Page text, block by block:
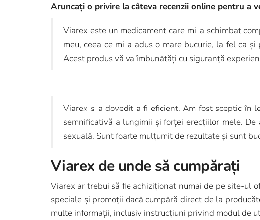
Aruncați o privire la câteva recenzii online pentru a
Viarex este un medicament care mi-a schimbat
meu, ceea ce mi-a adus o mare bucurie, la fel ca
Acest produs vă va îmbunătăți cu siguranță
Viarex s-a dovedit a fi eficient. Am fost sceptic în
semnificativă a lungimii și forței erecțiilor mele.
sexuală. Sunt foarte mulțumit de rezultate și sunt
Viarex de unde să cumpărați
Viarex ar trebui să fie achiziționat numai de pe site-ul
speciale și promoții dacă cumpără direct de la
multe informații, inclusiv instrucțiuni privind modul de